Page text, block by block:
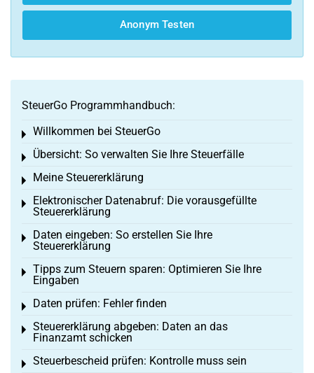
Anonym Testen
SteuerGo Programmhandbuch:
Willkommen bei SteuerGo
Toggle menu
Übersicht: So verwalten Sie Ihre Steuerfälle
Toggle menu
Meine Steuererklärung
Toggle menu
Elektronischer Datenabruf: Die vorausgefüllte
Steuererklärung
Toggle menu
Daten eingeben: So erstellen Sie Ihre
Steuererklärung
Toggle menu
Tipps zum Steuern sparen: Optimieren Sie Ihre
Eingaben
Toggle menu
Daten prüfen: Fehler finden
Toggle menu
Steuererklärung abgeben: Daten an das
Finanzamt schicken
Toggle menu
Steuerbescheid prüfen: Kontrolle muss sein
Toggle menu